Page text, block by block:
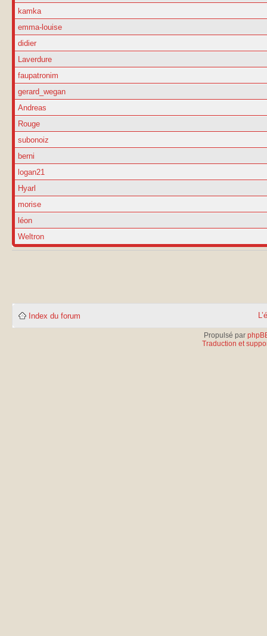
kamka
emma-louise
didier
Laverdure
faupatronim
gerard_wegan
Andreas
Rouge
subonoiz
berni
logan21
Hyarl
morise
léon
Weltron
Index du forum
Propulsé par
Traduction et